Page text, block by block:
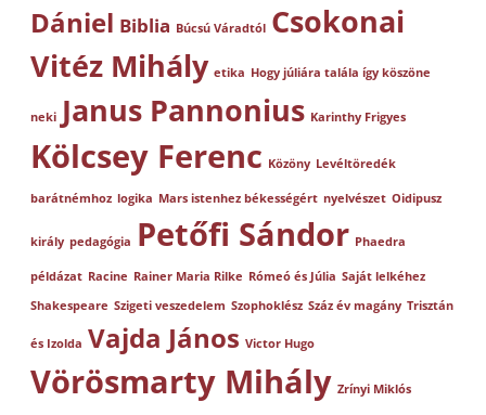
Dániel Biblia Búcsú Váradtól Csokonai
Vitéz Mihály etika Hogy júliára talála így köszöne
neki Janus Pannonius Karinthy Frigyes
Kölcsey Ferenc Közöny Levéltöredék
barátnémhoz logika Mars istenhez békességért nyelvészet Oidipusz
király pedagógia Petőfi Sándor Phaedra
példázat Racine Rainer Maria Rilke Rómeó és Júlia Saját lelkéhez
Shakespeare Szigeti veszedelem Szophoklész Száz év magány Trisztán
és Izolda Vajda János Victor Hugo
Vörösmarty Mihály Zrínyi Miklós